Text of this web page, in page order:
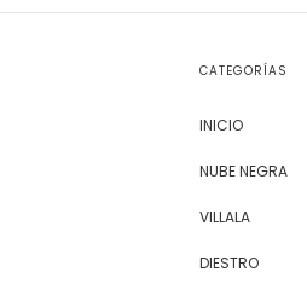
CATEGORÍAS
INICIO
NUBE NEGRA
VILLALA
DIESTRO